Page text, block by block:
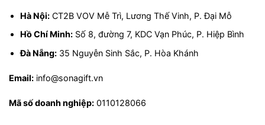
Tại sao bạn nên chọn Nho khô chile Snutsthay
vì các sản phẩm khác?
Chất lượng vượt trội:Snuts luôn đặt chất
nguyên liệu tươi ngon, quy trình sản xuất
hiện đại và không sử dụng chất bảo quản
độc hại.
Hà Nội:CT2B VOV Mễ Trì, Lương Thế Vinh, P. Đại Mỗ
Hồ Chí Minh:Số 8, đường 7, KDC Vạn Phúc, P. Hiệp Bình
Đà Nẵng:35 Nguyễn Sinh Sắc, P. Hòa Khánh
Email: info@sonagift.vn
Mã số doanh nghiệp: 0110128066